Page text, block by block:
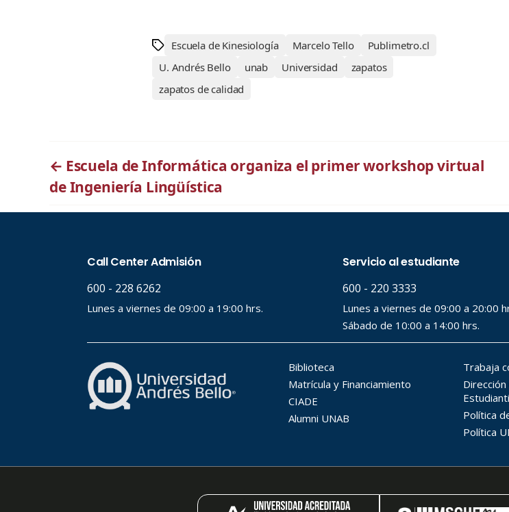
Escuela de Kinesiología Marcelo Tello
Publimetro.cl
U. Andrés Bello
unab Universidad
zapatos
zapatos de calidad
← Escuela de Informática organiza el primer workshop virtual
de Ingeniería Lingüística